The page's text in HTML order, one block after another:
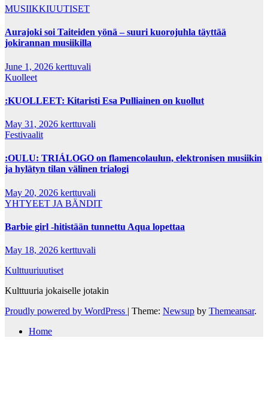
MUSIIKKIUUTISET
Aurajoki soi Taiteiden yönä – suuri kuorojuhla täyttää
jokirannan musiikilla
June 1, 2026 kerttuvali
Kuolleet
:KUOLLEET: Kitaristi Esa Pulliainen on kuollut
May 31, 2026 kerttuvali
Festivaalit
:OULU: TRIÁLOGO on flamencolaulun, elektronisen musiikin
ja hylätyn tilan välinen trialogi
May 20, 2026 kerttuvali
YHTYEET JA BÄNDIT
Barbie girl -hitistään tunnettu Aqua lopettaa
May 18, 2026 kerttuvali
Kulttuuriuutiset
Kulttuuria jokaiselle jotakin
Proudly powered by WordPress | Theme: Newsup by Themeansar.
Home